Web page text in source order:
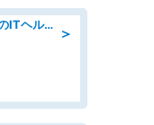
＞
ヘルプデスク/外資系保険業界でのITヘルプデスク業務/駅近/即日勤務可/ヘルプデスク